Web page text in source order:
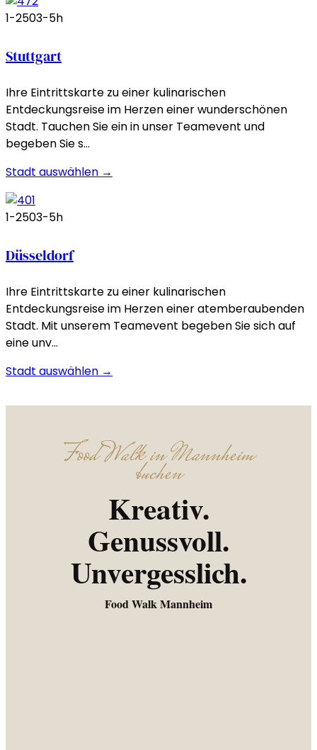
1-2503-5h
Stuttgart
Ihre Eintrittskarte zu einer kulinarischen
Entdeckungsreise im Herzen einer wunderschönen
Stadt. Tauchen Sie ein in unser Teamevent und
begeben Sie s…
Stadt auswählen →
1-2503-5h
Düsseldorf
Ihre Eintrittskarte zu einer kulinarischen
Entdeckungsreise im Herzen einer atemberaubenden
Stadt. Mit unserem Teamevent begeben Sie sich auf
eine unv…
Stadt auswählen →
Food Walk in Mannheim
buchen
Kreativ.
Genussvoll.
Unvergesslich.
Food Walk Mannheim